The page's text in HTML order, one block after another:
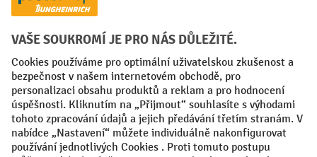
Sociální sítě
Facebook
YouTubeLinkedIn
VODP Otisk